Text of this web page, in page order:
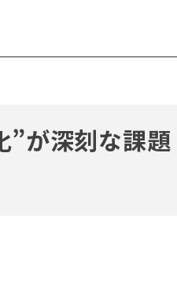
”が深刻な課題